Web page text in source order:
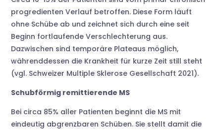
progredienten Verlauf betroffen. Diese Form läuft
ohne Schübe ab und zeichnet sich durch eine seit
Beginn fortlaufende Verschlechterung aus.
Dazwischen sind temporäre Plateaus möglich,
währenddessen die Krankheit für kurze Zeit still steht
(vgl. Schweizer Multiple Sklerose Gesellschaft 2021).
Schubförmig remittierende MS
Bei circa 85% aller Patienten beginnt die MS mit
eindeutig abgrenzbaren Schüben. Sie stellt damit die